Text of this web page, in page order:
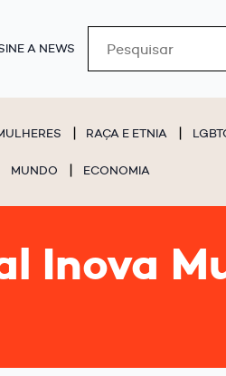
A NEWS
RAÇA E ETNIA
MUNDO ECONOMIA
Inova